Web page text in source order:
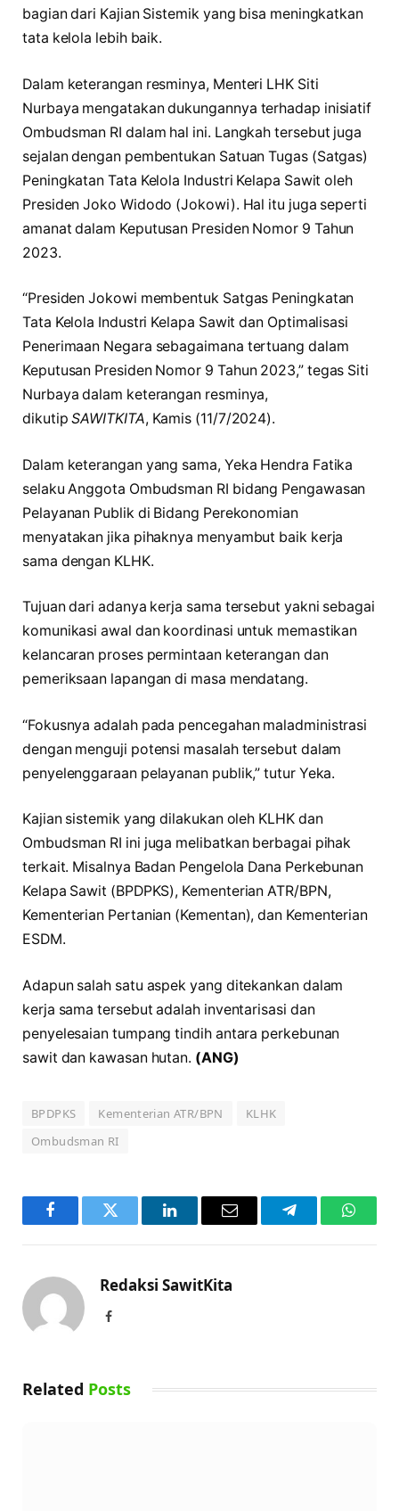
bagian dari Kajian Sistemik yang bisa meningkatkan
tata kelola lebih baik.
Dalam keterangan resminya, Menteri LHK Siti
Nurbaya mengatakan dukungannya terhadap inisiatif
Ombudsman RI dalam hal ini. Langkah tersebut juga
sejalan dengan pembentukan Satuan Tugas (Satgas)
Peningkatan Tata Kelola Industri Kelapa Sawit oleh
Presiden Joko Widodo (Jokowi). Hal itu juga seperti
amanat dalam Keputusan Presiden Nomor 9 Tahun
2023.
“Presiden Jokowi membentuk Satgas Peningkatan
Tata Kelola Industri Kelapa Sawit dan Optimalisasi
Penerimaan Negara sebagaimana tertuang dalam
Keputusan Presiden Nomor 9 Tahun 2023,” tegas Siti
Nurbaya dalam keterangan resminya,
dikutipSAWITKITA, Kamis (11/7/2024).
Dalam keterangan yang sama, Yeka Hendra Fatika
selaku Anggota Ombudsman RI bidang Pengawasan
Pelayanan Publik di Bidang Perekonomian
menyatakan jika pihaknya menyambut baik kerja
sama dengan KLHK.
Tujuan dari adanya kerja sama tersebut yakni sebagai
komunikasi awal dan koordinasi untuk memastikan
kelancaran proses permintaan keterangan dan
pemeriksaan lapangan di masa mendatang.
“Fokusnya adalah pada pencegahan maladministrasi
dengan menguji potensi masalah tersebut dalam
penyelenggaraan pelayanan publik,” tutur Yeka.
Kajian sistemik yang dilakukan oleh KLHK dan
Ombudsman RI ini juga melibatkan berbagai pihak
terkait. Misalnya Badan Pengelola Dana Perkebunan
Kelapa Sawit (BPDPKS), Kementerian ATR/BPN,
Kementerian Pertanian (Kementan), dan Kementerian
ESDM.
Adapun salah satu aspek yang ditekankan dalam
kerja sama tersebut adalah inventarisasi dan
penyelesaian tumpang tindih antara perkebunan
sawit dan kawasan hutan. (ANG)
BPDPKS Kementerian ATR/BPN
KLHK
Ombudsman RI
FacebookTwitter LinkedInEmail Telegram
Redaksi SawitKita
Facebook
Related Posts